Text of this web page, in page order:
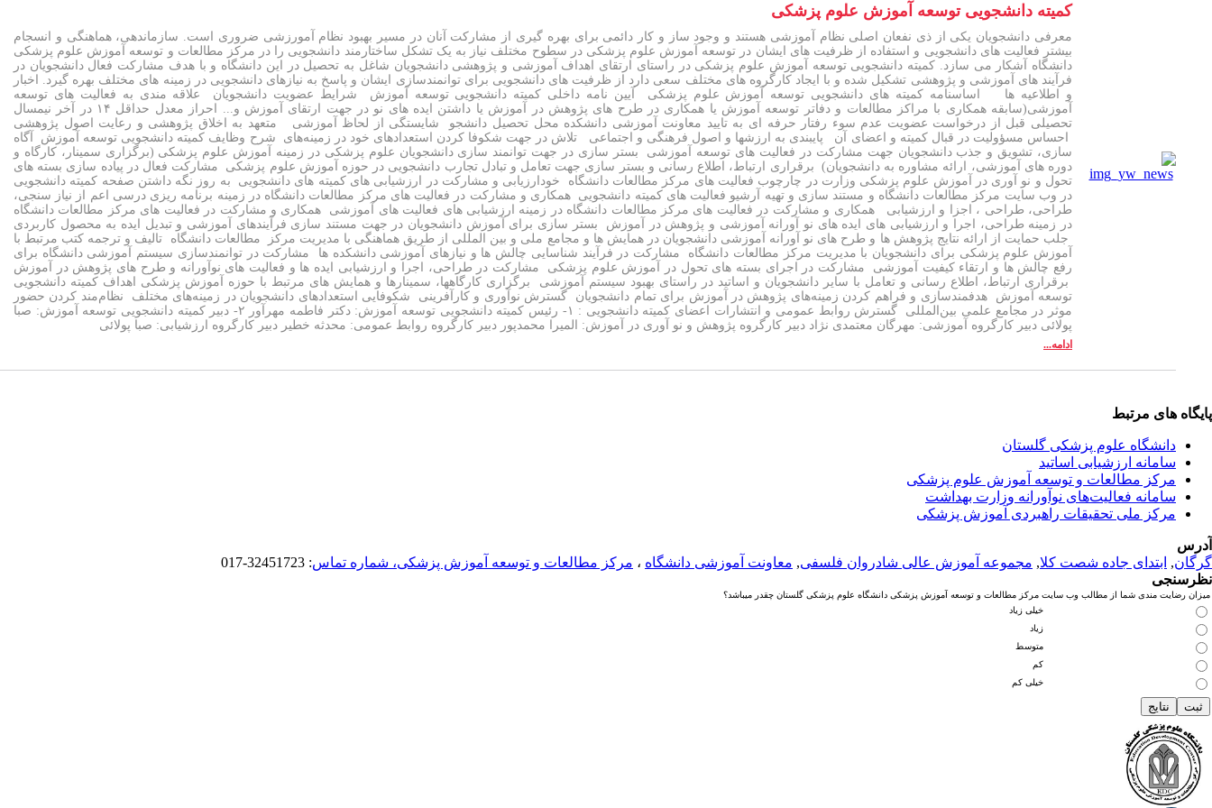
کمیته دانشجویی توسعه آموزش علوم پزشکی
معرفی دانشجویان یکی از ذی نفعان اصلی نظام آموزشی هستند و وجود ساز و کار دائمی برای بهره گیری از مشارکت آنان در مسیر بهبود نظام آمورزشی ضروری است. سازماندهی، هماهنگی و انسجام
بیشتر فعالیت های دانشجویی و استفاده از ظرفیت های ایشان در توسعه آموزش علوم پزشکی در سطوح مختلف نیاز به یک تشکل ساختارمند دانشجویی را در مرکز مطالعات و توسعه آموزش علوم پزشکی
دانشگاه آشکار می سازد. کمیته دانشجویی توسعه آموزش علوم پزشکی در راستای ارتقای اهداف آموزشی و پژوهشی دانشجویان شاغل به تحصیل در این دانشگاه و با هدف مشارکت فعال دانشجویان در
فرآیند های آموزشی و پژوهشی تشکیل شده و با ایجاد کارگروه های مختلف سعی دارد از ظرفیت های دانشجویی برای توانمندسازی ایشان و پاسخ به نیازهای دانشجویی در زمینه های مختلف بهره گیرد. اخبار
و اطلاعیه ها اساسنامه کمیته های دانشجویی توسعه آموزش علوم پزشکی آیین نامه داخلی کمیته دانشجویی توسعه آموزش شرایط عضویت دانشجویان علاقه مندی به فعالیت های توسعه
آموزشی(سابقه همکاری با مراکز مطالعات و دفاتر توسعه آموزش یا همکاری در طرح های پژوهش در آموزش یا داشتن ایده های نو در جهت ارتقای آموزش و... احراز معدل حداقل ۱۴ در آخر نیمسال
تحصیلی قبل از درخواست عضویت عدم سوء رفتار حرفه ای به تایید معاونت آموزشی دانشکده محل تحصیل دانشجو شایستگی از لحاظ آموزشی متعهد به اخلاق پژوهشی و رعایت اصول پژوهشی
احساس مسؤولیت در قبال کمیته و اعضای آن پایبندی به ارزشها و اصول فرهنگی و اجتماعی تلاش در جهت شکوفا کردن استعدادهای خود در زمینه‌های شرح وظایف کمیته دانشجویی توسعه آموزش آگاه
سازی، تشویق و جذب دانشجویان جهت مشارکت در فعالیت های توسعه آموزشی بستر سازی در جهت توانمند سازی دانشجویان علوم پزشکی در زمینه آموزش علوم پزشکی (برگزاری سمینار، کارگاه و
دوره های آموزشی، ارائه مشاوره به دانشجویان) برقراری ارتباط، اطلاع رسانی و بستر سازی جهت تعامل و تبادل تجارب دانشجویی در حوزه آموزش علوم پزشکی مشارکت فعال در پیاده سازی بسته های
تحول و نو آوری در آموزش علوم پزشکی وزارت در چارچوب فعالیت های مرکز مطالعات دانشگاه خودارزیابی و مشارکت در ارزشیابی های کمیته های دانشجویی به روز نگه داشتن صفحه کمیته دانشجویی
در وب سایت مرکز مطالعات دانشگاه و مستند سازی و تهیه آرشیو فعالیت های کمیته دانشجویی همکاری و مشارکت در فعالیت های مرکز مطالعات دانشگاه در زمینه برنامه ریزی درسی اعم از نیاز سنجی،
طراحی، طراحی ، اجزا و ارزشیابی همکاری و مشارکت در فعالیت های مرکز مطالعات دانشگاه در زمینه ارزشیابی های فعالیت های آموزشی همکاری و مشارکت در فعالیت های مرکز مطالعات دانشگاه
در زمینه طراحی، اجرا و ارزشیابی های ایده های نو آورانه آموزشی و پژوهش در آموزش بستر سازی برای آموزش دانشجویان در جهت مستند سازی فرآیندهای آموزشی و تبدیل ایده به محصول کاربردی
جلب حمایت از ارائه نتایج پژوهش ها و طرح های نو آورانه آموزشی دانشجویان در همایش ها و مجامع ملی و بین المللی از طریق هماهنگی با مدیریت مرکز مطالعات دانشگاه تالیف و ترجمه کتب مرتبط با
آموزش علوم پزشکی برای دانشجویان با مدیریت مرکز مطالعات دانشگاه مشارکت در فرآیند شناسایی چالش ها و نیازهای آموزشی دانشکده ها مشارکت در توانمندسازی سیستم آموزشی دانشگاه برای
رفع چالش ها و ارتقاء کیفیت آموزشی مشارکت در اجرای بسته های تحول در آموزش علوم پزشکی مشارکت در طراحی، اجرا و ارزشیابی ایده ها و فعالیت های نوآورانه و طرح های پژوهش در آموزش
برقراری ارتباط، اطلاع رسانی و تعامل با سایر دانشجویان و اساتید در راستای بهبود سیستم آموزشی برگزاری کارگاهها، سمینارها و همایش های مرتبط با حوزه آموزش پزشکی اهداف کمیته دانشجویی
توسعه آموزش هدفمندسازی و فراهم کردن زمینه‌های پژوهش در آموزش برای تمام دانشجویان گسترش نوآوری و کارآفرینی شکوفایی استعدادهای دانشجویان در زمینه‌های مختلف نظام‌مند کردن حضور
موثر در مجامع علمی بین‌المللی گسترش روابط عمومی و انتشارات اعضای کمیته دانشجویی : ۱- رئیس کمیته دانشجویی توسعه آموزش: دکتر فاطمه مهرآور ۲- دبیر کمیته دانشجویی توسعه آموزش: صبا
پولائی دبیر کارگروه آموزشی: مهرگان معتمدی نژاد دبیر کارگروه پژوهش و نو آوری در آموزش: المیرا محمدپور دبیر کارگروه روابط عمومی: محدثه خطیر دبیر کارگروه ارزشیابی: صبا پولائی
ادامه...
پایگاه های مرتبط
دانشگاه علوم پزشکی گلستان
سامانه ارزشیابی اساتید
مرکز مطالعات و توسعه آموزش علوم پزشکی
سامانه فعالیت‌های نوآورانه وزارت بهداشت
مرکز ملی تحقیقات راهبردی آموزش پزشکی
آدرس
گرگان, ابتدای جاده شصت کلا, مجموعه آموزش عالی شادروان فلسفی, معاونت آموزشی دانشگاه ، مرکز مطالعات و توسعه آموزش پزشکی، شماره تماس: 32451723-017
نظرسنجی
میزان رضایت مندی شما از مطالب وب سایت مرکز مطالعات و توسعه آموزش پزشکی دانشگاه علوم پزشکی گلستان چقدر میباشد؟
خیلی زیاد
زیاد
متوسط
کم
خیلی کم